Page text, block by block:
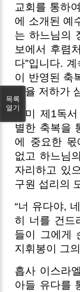
교회를 통하
에 소개된 예
는 하느님의
보에서 후렴
다”입니다.
이 반영된 축
산율 저하가
이미 제1독
별한 축복을
에 중요한 몫
없고 하느님
자리하고 있
구원 섭리의
“너 유다야,
히 너를 건드
들이 그에게
지휘봉이 그
흡사 이스라
아들 유다를
목록
열기